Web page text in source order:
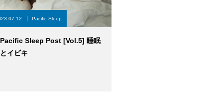
Pacific Sleep
Pacific Sleep Post [Vol.5] 睡眠
とイビキ